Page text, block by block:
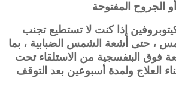
أو الجروح المفتوحة
إذا كنت لا تستطيع تجنب
، حتى أشعة الشمس الضبابية ، بما
فوق البنفسجية من الاستلقاء تحت
العلاج ولمدة أسبوعين بعد التوقف